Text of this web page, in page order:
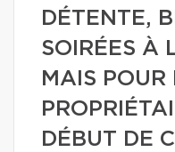
DÉTENTE,
SOIRÉES À
MAIS POUR
DÉBUT DE